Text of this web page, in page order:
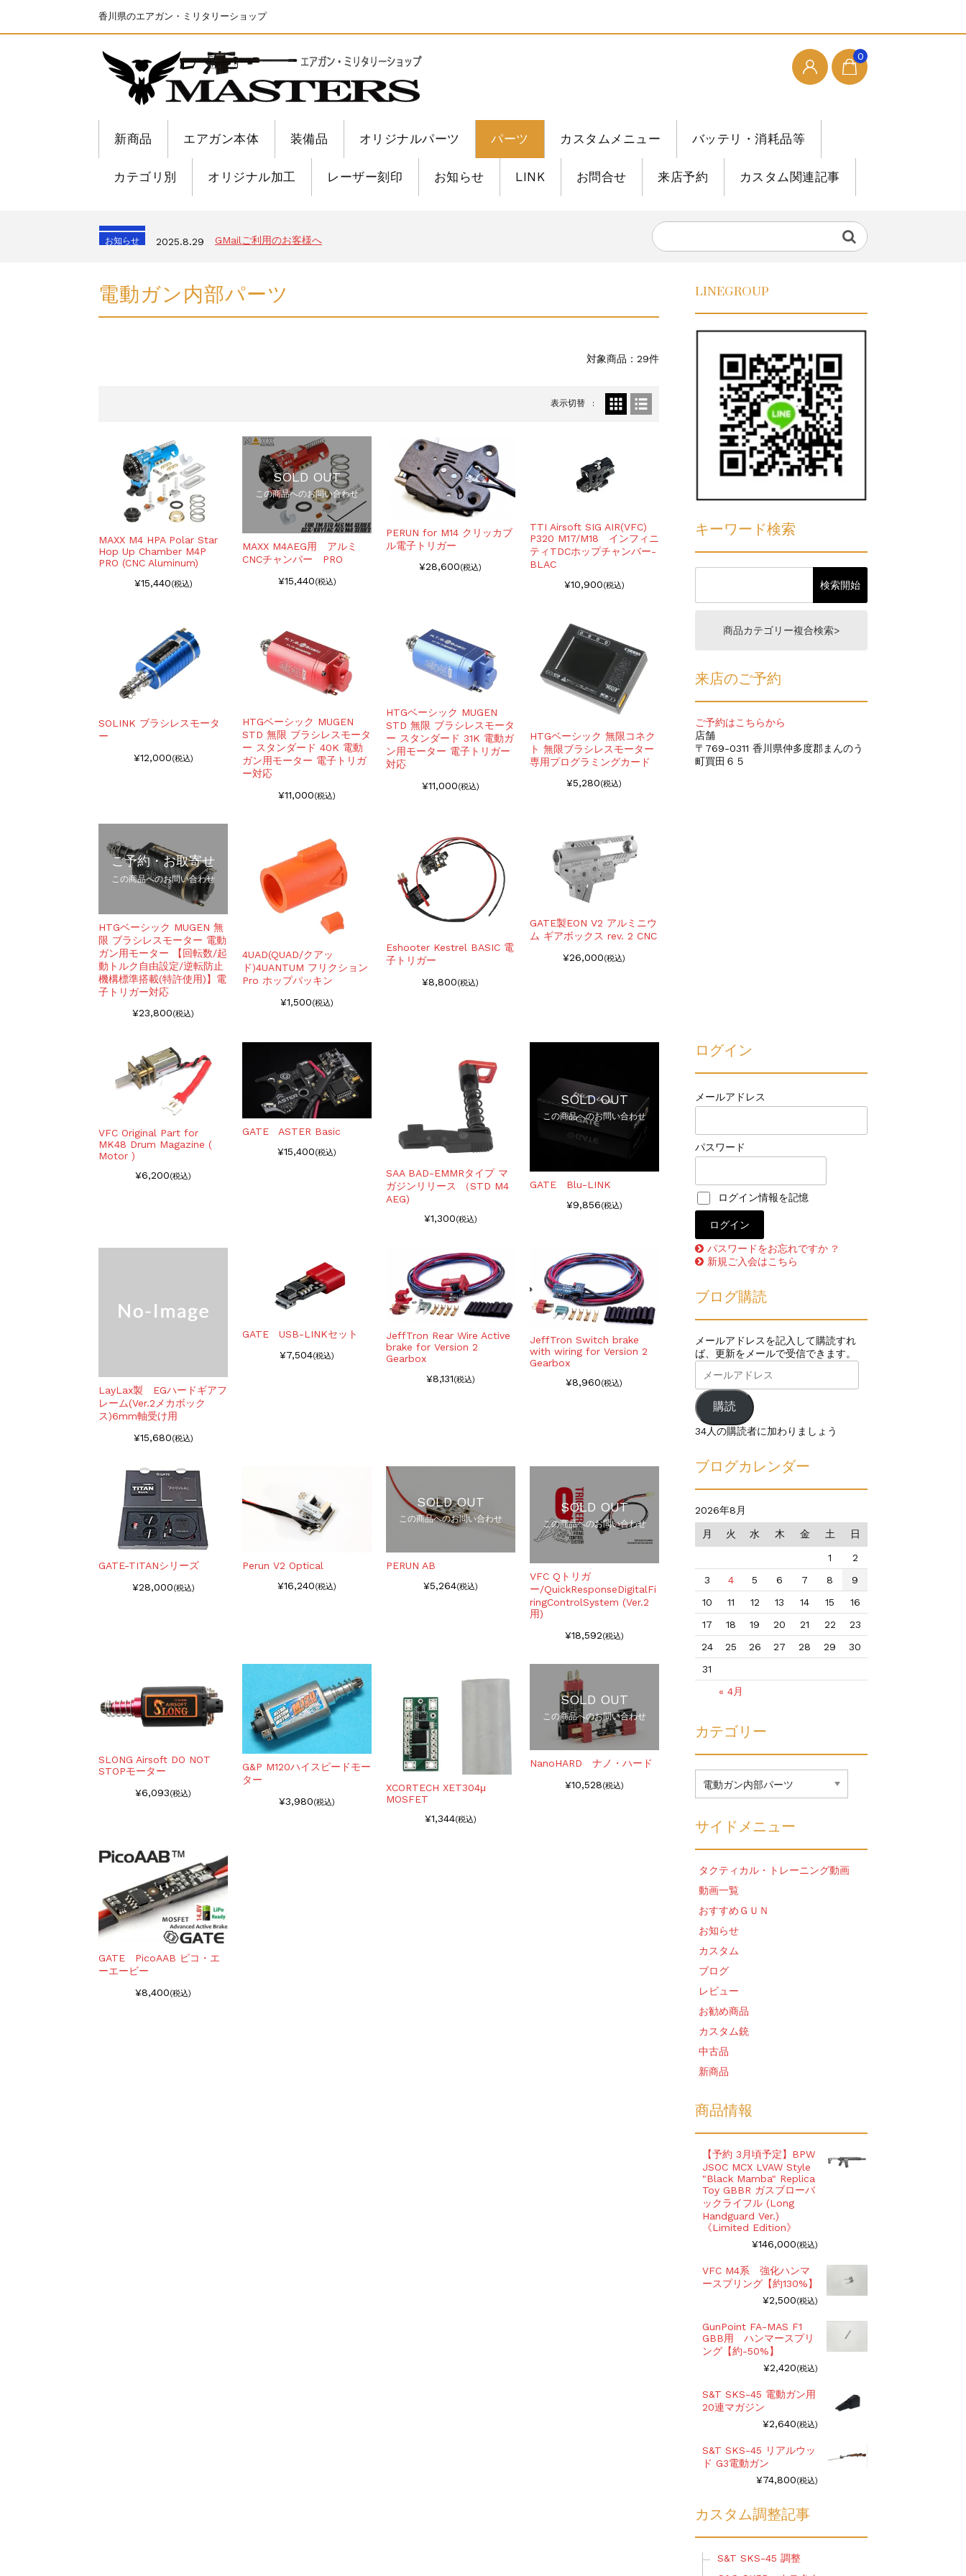
香川県のエアガン・ミリタリーショップ
0
新商品 エアガン本体 装備品 オリジナルパーツ パーツ カスタムメニュー バッテリ・消耗品等
カテゴリ別 オリジナル加工 レーザー刻印 お知らせ LINK お問合せ 来店予約 カスタム関連記事
お知らせ 2025.8.28 ちょっと面白い電動416修理
2026.8.4
お知らせ GMailご利用のお客様へ
お知らせ 2025.11.27 発送について
電動ガン内部パーツ
対象商品：29件
表示切替
MAXX M4 HPA Polar Star
Hop Up Chamber M4P
PRO (CNC Aluminum)
¥15,440(税込)
SOLD OUT
この商品へのお問い合わせ
MAXX M4AEG用 アルミ
CNCチャンバー PRO
¥15,440(税込)
PERUN for M14 クリッカブ
ル電子トリガー
¥28,600(税込)
TTI Airsoft SIG AIR(VFC)
P320 M17/M18 インフィニ
ティTDCホップチャンバー-
BLAC
¥10,900(税込)
SOLINK ブラシレスモータ
ー
¥12,000(税込)
HTGベーシック MUGEN
STD 無限 ブラシレスモータ
ー スタンダード 40K 電動
ガン用モーター 電子トリガ
ー対応
¥11,000(税込)
HTGベーシック MUGEN
STD 無限 ブラシレスモータ
ー スタンダード 31K 電動ガ
ン用モーター 電子トリガー
対応
¥11,000(税込)
HTGベーシック 無限コネク
ト 無限ブラシレスモーター
専用プログラミングカード
¥5,280(税込)
ご予約・お取寄せ
この商品へのお問い合わせ
HTGベーシック MUGEN 無
限 ブラシレスモーター 電動
ガン用モーター 【回転数/起
動トルク自由設定/逆転防止
機構標準搭載(特許使用)】電
子トリガー対応
¥23,800(税込)
4UAD(QUAD/クアッ
ド)4UANTUM フリクション
Pro ホップパッキン
¥1,500(税込)
Eshooter Kestrel BASIC 電
子トリガー
¥8,800(税込)
GATE製EON V2 アルミニウ
ム ギアボックス rev. 2 CNC
¥26,000(税込)
VFC Original Part for
MK48 Drum Magazine (
Motor )
¥6,200(税込)
GATE ASTER Basic
¥15,400(税込)
SAA BAD-EMMRタイプ マ
ガジンリリース （STD M4
AEG)
¥1,300(税込)
SOLD OUT
この商品へのお問い合わせ
GATE Blu-LINK
¥9,856(税込)
LayLax製 EGハードギアフ
レーム(Ver.2メカボック
ス)6mm軸受け用
¥15,680(税込)
GATE USB-LINKセット
¥7,504(税込)
JeffTron Rear Wire Active
brake for Version 2
Gearbox
¥8,131(税込)
JeffTron Switch brake
with wiring for Version 2
Gearbox
¥8,960(税込)
GATE-TITANシリーズ
¥28,000(税込)
Perun V2 Optical
¥16,240(税込)
SOLD OUT
この商品へのお問い合わせ
PERUN AB
¥5,264(税込)
SOLD OUT
この商品へのお問い合わせ
VFC Qトリガ
ー/QuickResponseDigitalFi
ringControlSystem (Ver.2
用)
¥18,592(税込)
SLONG Airsoft DO NOT
STOPモーター
¥6,093(税込)
G&P M120ハイスピードモー
ター
¥3,980(税込)
XCORTECH XET304μ
MOSFET
¥1,344(税込)
SOLD OUT
この商品へのお問い合わせ
NanoHARD ナノ・ハード
¥10,528(税込)
GATE PicoAAB ピコ・エ
ーエービー
¥8,400(税込)
LINEGROUP
キーワード検索
商品カテゴリー複合検索>
来店のご予約
ご予約はこちらから
店舗
〒769-0311 香川県仲多度郡まんのう
町買田６５
ログイン
メールアドレス
パスワード
ログイン情報を記憶
パスワードをお忘れですか ?
新規ご入会はこちら
ブログ購読
メールアドレスを記入して購読すれ
ば、更新をメールで受信できます。
メ
ー
ル
ア
ド
レ
購読
34人の購読者に加わりましょう
ブログカレンダー
2026年8月
月 火 水 木 金 土 日
« 4月
1
2
3
4 5 6 7 8
9
10
11 12 13 14 15
16
17
18 19 20 21 22
23
24
25 26 27 28 29
30
31
カテゴリー
テ
ゴ
ー
サイドメニュー
タクティカル・トレーニング動画
動画一覧
おすすめＧＵＮ
お知らせ
カスタム
ブログ
レビュー
お勧め商品
カスタム銃
中古品
新商品
商品情報
【予約 3月頃予定】BPW
JSOC MCX LVAW Style
"Black Mamba" Replica
Toy GBBR ガスブローバ
ックライフル (Long
Handguard Ver.)
《Limited Edition》
¥146,000(税込)
VFC M4系 強化ハンマ
ースプリング【約130%】
¥2,500(税込)
GunPoint FA-MAS F1
GBB用 ハンマースプリ
ング【約-50%】
¥2,420(税込)
S&T SKS-45 電動ガン用
20連マガジン
¥2,640(税込)
S&T SKS-45 リアルウッ
ド G3電動ガン
¥74,800(税込)
カスタム調整記事
S&T SKS-45 調整